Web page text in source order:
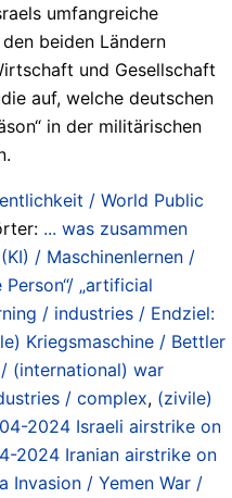
umfangreiche
beiden Ländern
und Gesellschaft
auf, welche deutschen
in der militärischen
/ World Public
... was zusammen
/ Maschinenlernen /
„artificial
/ industries / Endziel:
Kriegsmaschine / Bettler
(international) war
/ complex, (zivile)
2024 Israeli airstrike on
2024 Iranian airstrike on
Invasion / Yemen War /